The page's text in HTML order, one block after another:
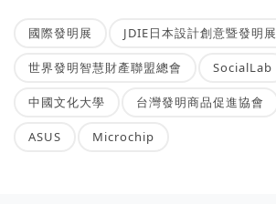
國際發明展 JDIE日本設計創意暨發明展
世界發明智慧財產聯盟總會 SocialLab
中國文化大學 台灣發明商品促進協會
ASUS Microchip